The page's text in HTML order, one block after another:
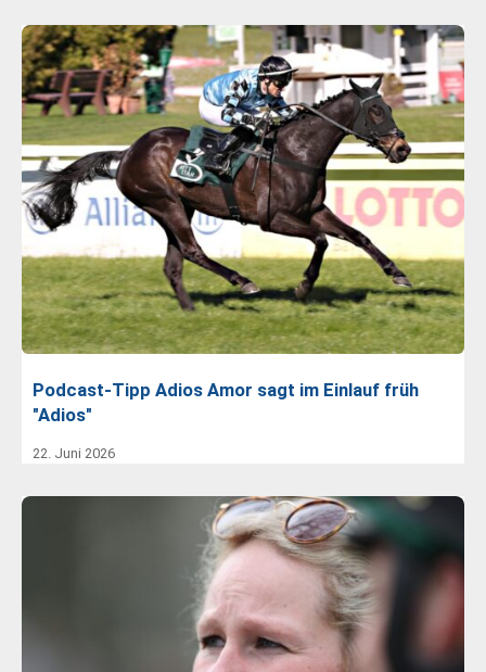
Podcast-Tipp Adios Amor sagt im Einlauf früh
"Adios"
22. Juni 2026